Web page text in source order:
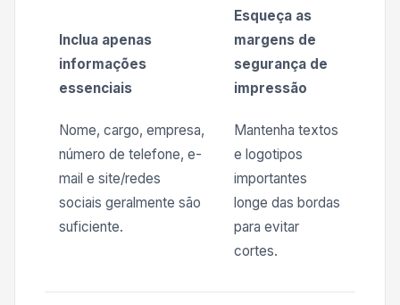
Inclua apenas
informações
essenciais
Nome, cargo, empresa,
número de telefone, e-
mail e site/redes
sociais geralmente são
suficiente.
Esqueça as
margens de
segurança de
impressão
Mantenha textos
e logotipos
importantes
longe das bordas
para evitar
cortes.